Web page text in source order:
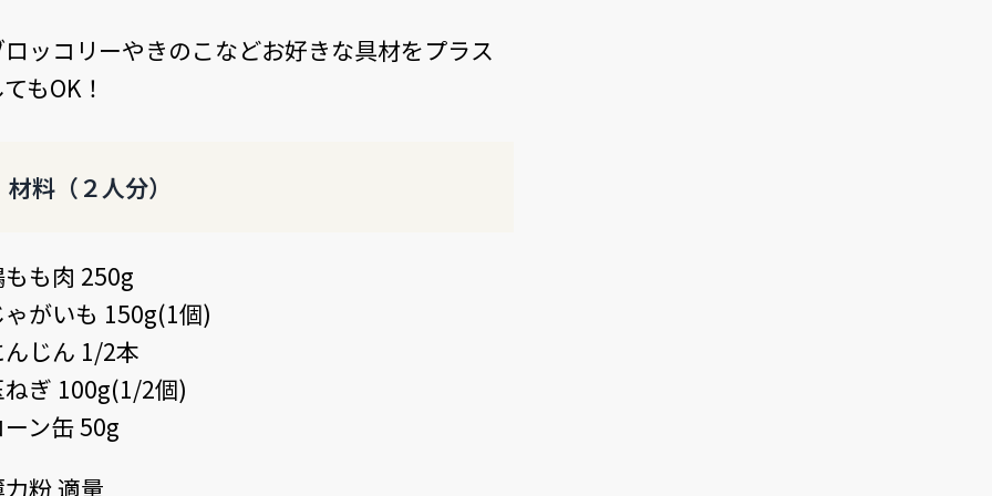
ロッコリーやきのこなどお好きな具材をプラス
てもOK！
材料（２人分）
もも肉 250g
ゃがいも 150g(1個)
んじん 1/2本
ねぎ 100g(1/2個)
ーン缶 50g
粉 適量